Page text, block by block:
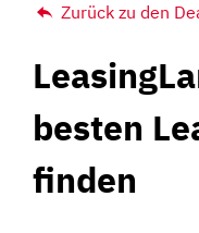
Zurück zu den
besten
finden